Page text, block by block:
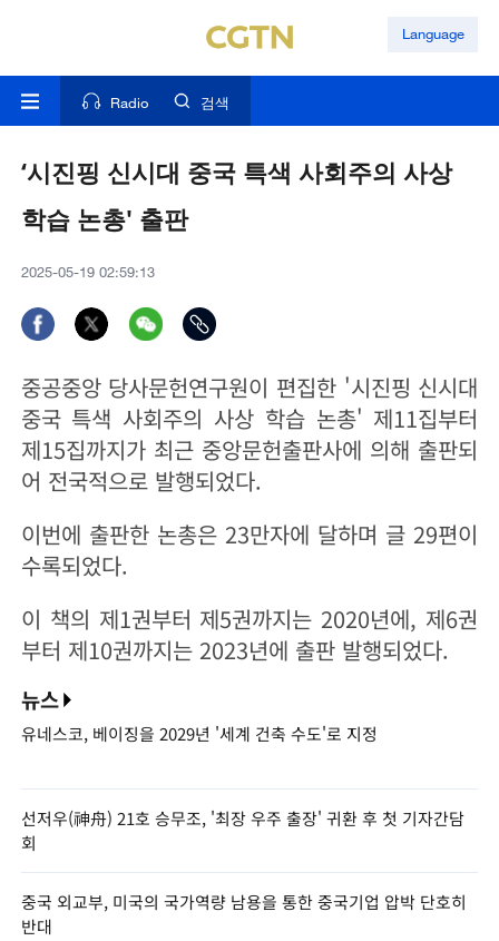
Language
Radio 검색
‘시진핑 신시대 중국 특색 사회주의 사상
학습 논총' 출판
2025-05-19 02:59:13
중공중앙 당사문헌연구원이 편집한 '시진핑 신시대
중국 특색 사회주의 사상 학습 논총' 제11집부터
제15집까지가 최근 중앙문헌출판사에 의해 출판되
어 전국적으로 발행되었다.
이번에 출판한 논총은 23만자에 달하며 글 29편이
수록되었다.
이 책의 제1권부터 제5권까지는 2020년에, 제6권
부터 제10권까지는 2023년에 출판 발행되었다.
뉴스
유네스코, 베이징을 2029년 '세계 건축 수도'로 지정
선저우(神舟) 21호 승무조, '최장 우주 출장' 귀환 후 첫 기자간담
회
중국 외교부, 미국의 국가역량 남용을 통한 중국기업 압박 단호히
반대